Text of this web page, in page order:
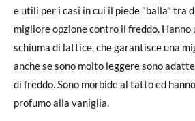
e utili per i casi in cui il piede "balla" tra
migliore opzione contro il freddo. Hanno
schiuma di lattice, che garantisce una
anche se sono molto leggere sono
di freddo. Sono morbide al tatto ed
profumo alla vaniglia.